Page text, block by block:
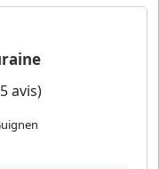
avis)